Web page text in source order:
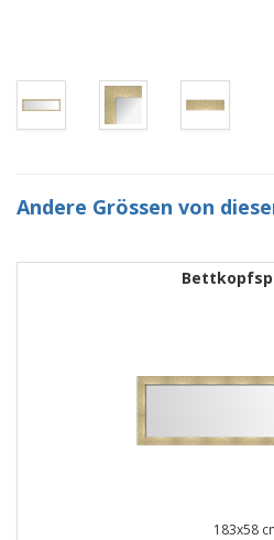
Andere Grössen von
183x58